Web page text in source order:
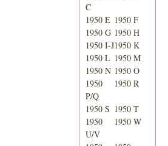
C
1950 E 1950 F
1950 G 1950 H
1950 I-J1950 K
1950 L 1950 M
1950 N 1950 O
1950
P/Q
1950 R
1950 S 1950 T
1950
U/V
1950 W